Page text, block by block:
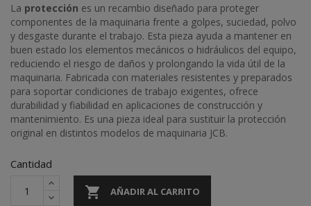
La protección es un recambio diseñado para proteger
componentes de la maquinaria frente a golpes, suciedad, polvo
y desgaste durante el trabajo. Esta pieza ayuda a mantener en
buen estado los elementos mecánicos o hidráulicos del equipo,
reduciendo el riesgo de daños y prolongando la vida útil de la
maquinaria. Fabricada con materiales resistentes y preparados
para soportar condiciones de trabajo exigentes, ofrece
durabilidad y fiabilidad en aplicaciones de construcción y
mantenimiento. Es una pieza ideal para sustituir la protección
original en distintos modelos de maquinaria JCB.
Cantidad
 AÑADIR AL CARRITO